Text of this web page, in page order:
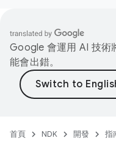
Google 會運用 AI 技術
能會出錯。
首頁 NDK 開發 指